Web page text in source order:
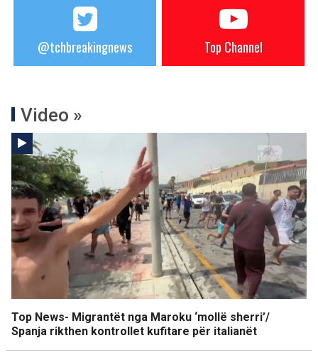
@tchbreakingnews Top Channel
Video »
Top News- Migrantët nga Maroku ‘mollë sherri’/
Spanja rikthen kontrollet kufitare për italianët